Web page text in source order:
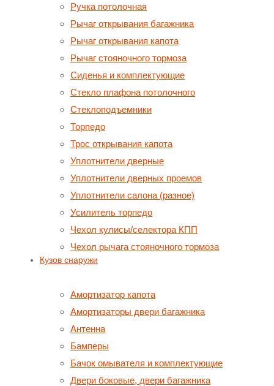
Ручка потолочная
Рычаг открывания багажника
Рычаг открывания капота
Рычаг стояночного тормоза
Сиденья и комплектующие
Стекло плафона потолочного
Стеклоподъемники
Торпедо
Трос открывания капота
Уплотнители дверные
Уплотнители дверных проемов
Уплотнители салона (разное)
Усилитель торпедо
Чехол кулисы/селектора КПП
Чехол рычага стояночного тормоза
Кузов снаружи
Амортизатор капота
Амортизаторы двери багажника
Антенна
Бамперы
Бачок омывателя и комплектующие
Двери боковые, двери багажника